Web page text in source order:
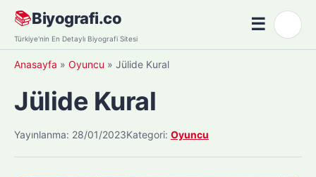
Skip
content
📚Biyografi.co
Türkiye'nin En Detaylı Biyografi Sitesi
☰Menü
Anasayfa » Oyuncu » Jülide Kural
Jülide Kural
Yayınlanma: 28/01/2023Kategori: Oyuncu